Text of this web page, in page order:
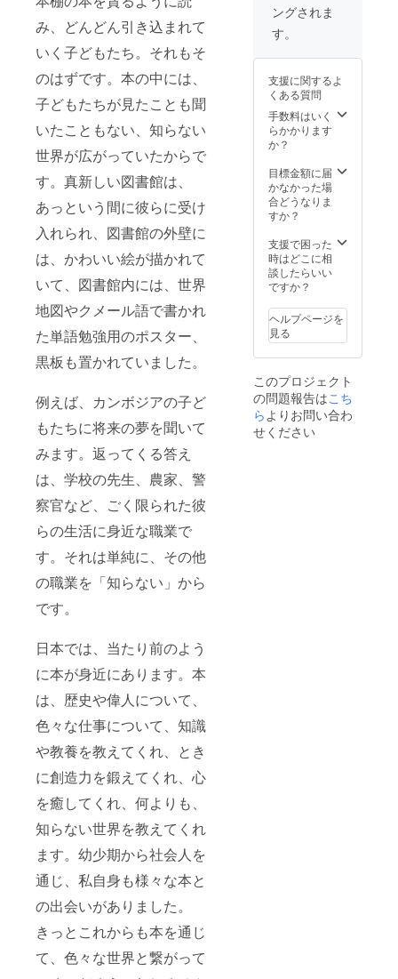
み、どんどん引き込まれて
いく子どもたち。それもそ
のはずです。本の中には、
子どもたちが見たことも聞
いたこともない、知らない
世界が広がっていたからで
す。真新しい図書館は、
あっという間に彼らに受け
入れられ、図書館の外壁に
は、かわいい絵が描かれて
いて、図書館内には、世界
地図やクメール語で書かれ
た単語勉強用のポスター、
黒板も置かれていました。
例えば、カンボジアの子ど
もたちに将来の夢を聞いて
みます。返ってくる答え
は、学校の先生、農家、警
察官など、ごく限られた彼
らの生活に身近な職業で
す。それは単純に、その他
の職業を「知らない」から
です。
日本では、当たり前のよう
に本が身近にあります。本
は、歴史や偉人について、
色々な仕事について、知識
や教養を教えてくれ、とき
に創造力を鍛えてくれ、心
を癒してくれ、何よりも、
知らない世界を教えてくれ
ます。幼少期から社会人を
通じ、私自身も様々な本と
の出会いがありました。
きっとこれからも本を通じ
て、色々な世界と繋がって
開催
綱引き
いる時
の様子
です。
（航空
券は、
自身で
のご負
担にな
りま
＜リ
ターン
内容＞
・村の
たちか
らのサ
ンクス
レター
Dream
Library
Project
の限定
公開
の先生
に考え
い、み
んなが
親しみ
を持て
る名前
予定で
す。）
＜リ
ターン
・村の
子ども
たちか
らのサ
レター
・
Dream
Library
の限定
公開
URL
・図書
館に設
ングされま
す。
支援に関するよ
くある質問
手数料はいく
らかかります
か？
目標金額に届
かなかった場
合どうなりま
すか？
支援で困った
時はどこに相
談したらいい
ですか？
ヘルプページを
見る
このプロジェクト
の問題報告はこち
らよりお問い合わ
せください